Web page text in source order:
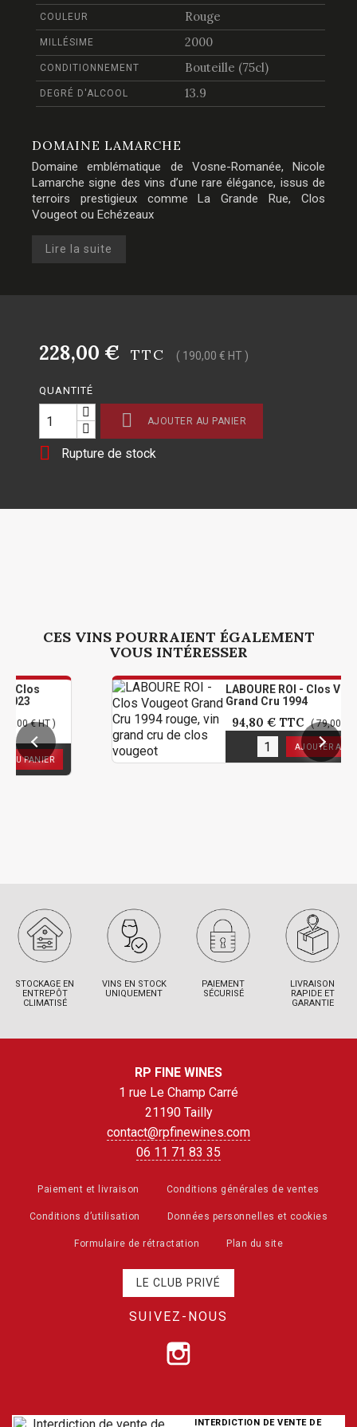
COULEUR Rouge
MILLÉSIME 2000
CONDITIONNEMENT Bouteille (75cl)
DEGRÉ D'ALCOOL 13.9
DOMAINE LAMARCHE
Domaine emblématique de Vosne-Romanée, Nicole
Lamarche signe des vins d’une rare élégance, issus de
terroirs prestigieux comme La Grande Rue, Clos
Vougeot ou Echézeaux
Lire la suite
228,00 € TTC ( 190,00 € HT )
QUANTITÉ
 AJOUTER AU PANIER
 Rupture de stock
CES VINS POURRAIENT ÉGALEMENT
VOUS INTÉRESSER
)
LABOURE ROI - Clos Vougeot
Grand Cru 1994
94,80 € TTC ( 79,00 € HT )
AJOUTER AU PANIER
STOCKAGE EN
ENTREPÔT
CLIMATISÉ
VINS EN STOCK
UNIQUEMENT
PAIEMENT
SÉCURISÉ
LIVRAISON
RAPIDE ET
GARANTIE
RP FINE WINES
1 rue Le Champ Carré
21190 Tailly
contact@rpfinewines.com
06 11 71 83 35
Paiement et livraison Conditions générales de ventes
Conditions d’utilisation Données personnelles et cookies
Formulaire de rétractation Plan du site
LE CLUB PRIVÉ
SUIVEZ-NOUS
INTERDICTION DE VENTE DE